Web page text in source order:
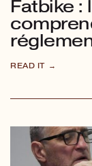
Fatbike :
READ IT